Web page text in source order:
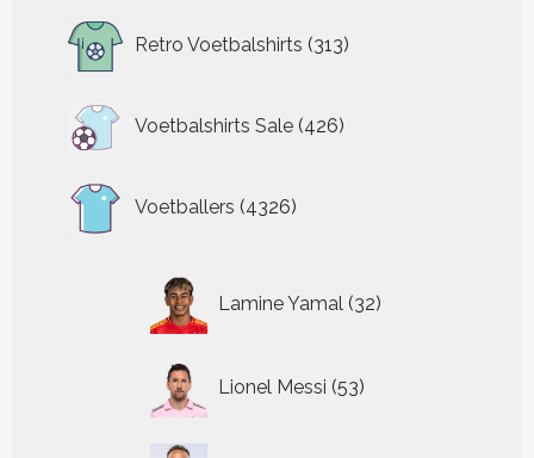
Retro Voetbalshirts 313
producten
Voetbalshirts Sale 426
426
producten
Voetballers 4326
producten
Lamine Yamal 32
producten
Lionel Messi 53
producten